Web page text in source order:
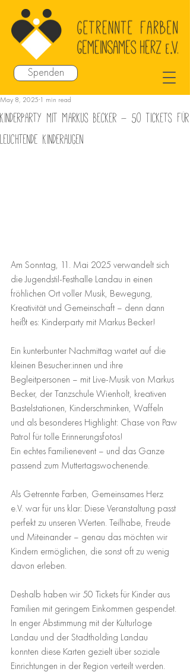
Spenden
Kinderparty mit Markus Becker – 50 Tickets für
leuchtende Kinderaugen
May 8, 2025 1 min read
Am Sonntag, 11. Mai 2025 verwandelt sich
die Jugendstil-Festhalle Landau in einen
fröhlichen Ort voller Musik, Bewegung,
Kreativität und Gemeinschaft – denn dann
heißt es: Kinderparty mit Markus Becker!
Ein kunterbunter Nachmittag wartet auf die
kleinen Besucher:innen und ihre
Begleitpersonen – mit Live-Musik von Markus
Becker, der Tanzschule Wienholt, kreativen
Bastelstationen, Kinderschminken, Waffeln
und als besonderes Highlight: Chase von Paw
Patrol für tolle Erinnerungsfotos!
Ein echtes Familienevent – und das Ganze
passend zum Muttertagswochenende.
Als Getrennte Farben, Gemeinsames Herz
e.V. war für uns klar: Diese Veranstaltung passt
perfekt zu unseren Werten. Teilhabe, Freude
und Miteinander – genau das möchten wir
Kindern ermöglichen, die sonst oft zu wenig
davon erleben.
Deshalb haben wir 50 Tickets für Kinder aus
Familien mit geringem Einkommen gespendet.
In enger Abstimmung mit der Kulturloge
Landau und der Stadtholding Landau
konnten diese Karten gezielt über soziale
Einrichtungen in der Region verteilt werden.